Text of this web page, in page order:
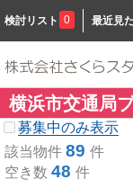
検討リスト 0 最近見
横浜市交通局
募集中のみ表示
該当物件 89 件
空き数 48 件